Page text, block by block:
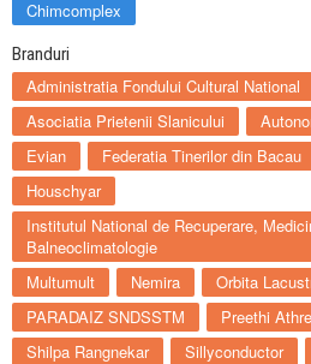
Chimcomplex
Branduri
Administratia Fondului Cultural National
Asociatia Prietenii Slanicului
Evian
Federatia Tinerilor din Bacau
Houschyar
Institutul National de Recuperare,
Balneoclimatologie
Multumult
Nemira
Orbita
PARADAIZ SNDSSTM
Preethi
Shilpa Rangnekar
Sillyconductor